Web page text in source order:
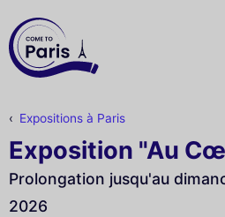
Expositions à Paris
Exposition "Au
Prolongation jusqu'au
2026